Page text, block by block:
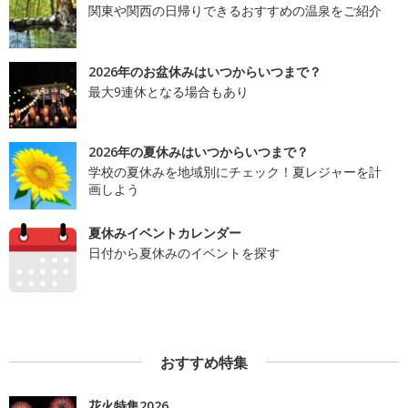
関東や関西の日帰りできるおすすめの温泉をご紹介
2026年のお盆休みはいつからいつまで？
最大9連休となる場合もあり
2026年の夏休みはいつからいつまで？
学校の夏休みを地域別にチェック！夏レジャーを計
画しよう
夏休みイベントカレンダー
日付から夏休みのイベントを探す
おすすめ特集